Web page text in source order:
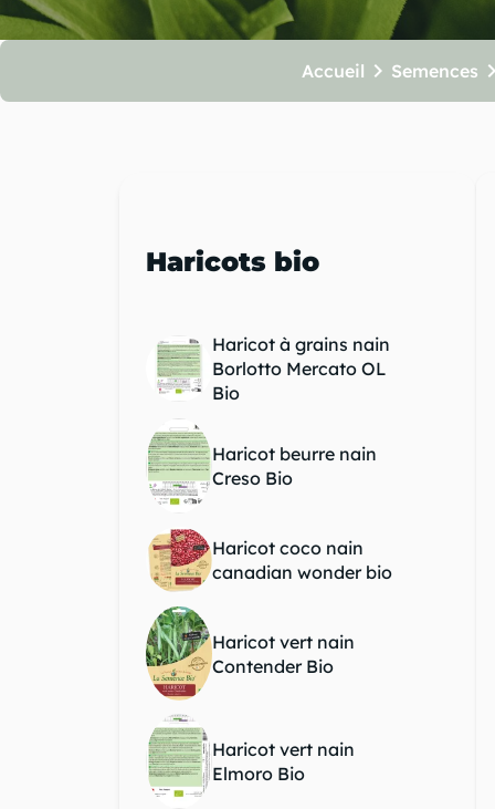
chevron_right
chevron_right
chevron_right
Accueil chevron_right Semences
Haricots bio
Haricot à grains nain
Borlotto Mercato OL
Bio
Haricot beurre nain
Creso Bio
Haricot coco nain
canadian wonder bio
Haricot vert nain
Contender Bio
Haricot vert nain
Elmoro Bio